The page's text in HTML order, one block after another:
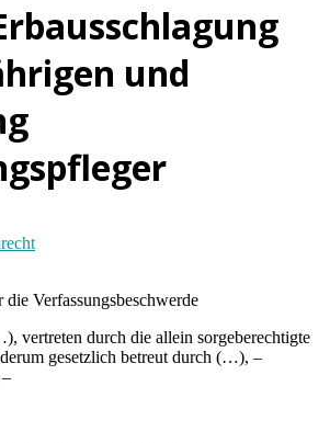
und
Verfassungsbeschwerde
vertreten durch die allein sorgeberechtigte
gesetzlich betreut durch (…), –